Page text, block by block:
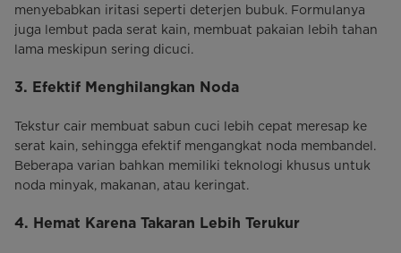
menyebabkan iritasi seperti deterjen bubuk. Formulanya
juga lembut pada serat kain, membuat pakaian lebih tahan
lama meskipun sering dicuci.
3. Efektif Menghilangkan Noda
Tekstur cair membuat sabun cuci lebih cepat meresap ke
serat kain, sehingga efektif mengangkat noda membandel.
Beberapa varian bahkan memiliki teknologi khusus untuk
noda minyak, makanan, atau keringat.
4. Hemat Karena Takaran Lebih Terukur